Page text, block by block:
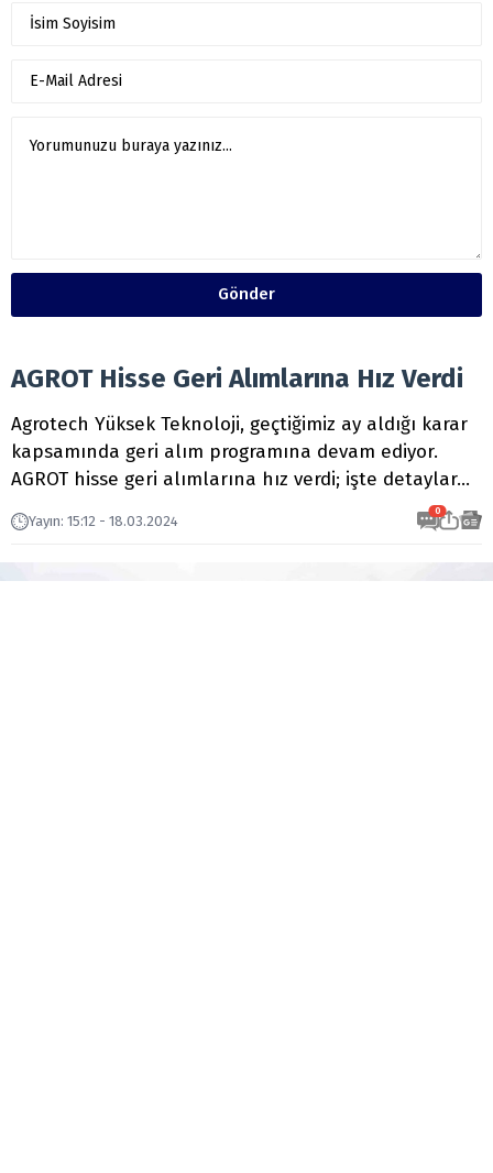
Gönder
AGROT Hisse Geri Alımlarına Hız Verdi
Agrotech Yüksek Teknoloji, geçtiğimiz ay aldığı karar
kapsamında geri alım programına devam ediyor.
AGROT hisse geri alımlarına hız verdi; işte detaylar…
Yayın: 15:12 - 18.03.2024
0